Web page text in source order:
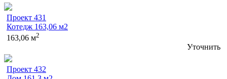
Проект 431
Котедж 163,06 м2
163,06 м2
Уточнить
Проект 432